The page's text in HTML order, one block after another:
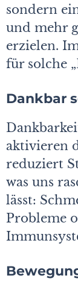
sondern
und mehr
erzielen.
für solche
Dankbar
aktivieren
reduziert
was uns
lässt:
Probleme